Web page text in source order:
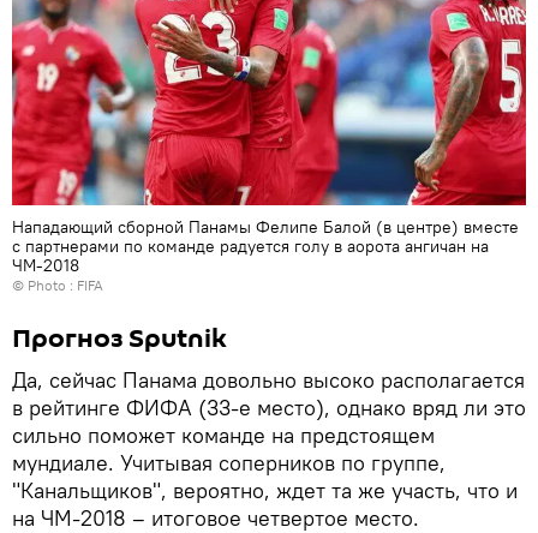
Нападающий сборной Панамы Фелипе Балой (в центре) вместе
с партнерами по команде радуется голу в аорота ангичан на
ЧМ-2018
© Photo : FIFA
Прогноз Sputnik
Да, сейчас Панама довольно высоко располагается
в рейтинге ФИФА (33-е место), однако вряд ли это
сильно поможет команде на предстоящем
мундиале. Учитывая соперников по группе,
"Канальщиков", вероятно, ждет та же участь, что и
на ЧМ-2018 – итоговое четвертое место.